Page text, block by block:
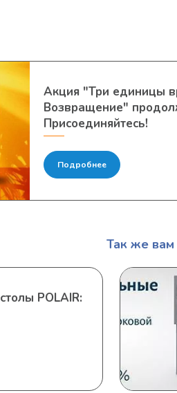
Акция "Три единицы
Возвращение"
Присоединяйтесь!
Подробнее
Так же вам
POLAIR: